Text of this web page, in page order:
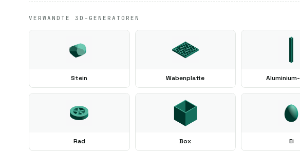
VERWANDTE 3D-GENERATOREN
Stein Wabenplatte
Rad Box Ei